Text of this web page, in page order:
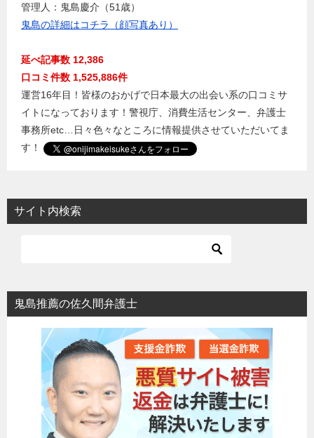
管理人：鬼島慶介（51歳）
鬼島の詳細はコチラ（顔写真あり）
延べ記事数 12,386
口コミ件数 1,525,886件
運営16年目！皆様のおかげで日本最大の出会い系の口コミサ
イトになっております！警視庁、消費生活センター、弁護士
事務所etc…日々色々なところに情報提供させていただいてま
す！
サイト内検索
鬼島推薦の佐久間弁護士